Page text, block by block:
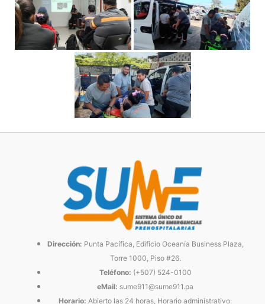
Dirección: Punta Pacífica, Edificio Oceanía Business Plaza,
Torre 1000, Piso #26.
Teléfono: (+507) 524-0100
eMail: sume911@sume911.pa
Horario: Abierto las 24 horas, Horario administrativo: